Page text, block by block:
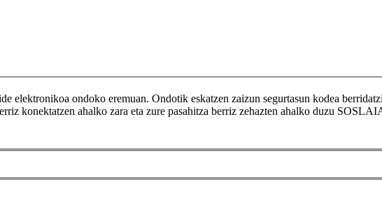
elektronikoa ondoko eremuan. Ondotik eskatzen zaizun segurtasun kodea
konektatzen ahalko zara eta zure pasahitza berriz zehazten ahalko duzu